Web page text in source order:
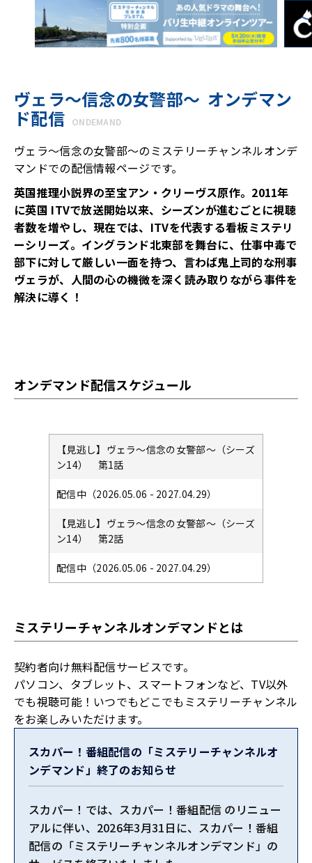
ヴェラ～信念の女警部～ オンデマン
ド配信
ONDEMAND
ヴェラ～信念の女警部～のミステリーチャンネルオンデ
マンドでの配信情報ページです。
英国推理小説界の至宝アン・クリーヴス原作。2011年
に英国 ITVで放送開始以来、シーズンが進むごとに視聴
者数を増やし、現在では、ITVを代表する看板ミステリ
ーシリーズ。イングランド北東部を舞台に、仕事中毒で
部下に対して厳しい一面を持つ、言わば鬼上司的な刑事
ヴェラが、人間の心の機微を深く読み取りながら事件を
解決に導く！
オンデマンド配信スケジュール
【見逃し】ヴェラ～信念の女警部～（シーズ
ン14） 第1話
配信中（2026.05.06 - 2027.04.29）
【見逃し】ヴェラ～信念の女警部～（シーズ
ン14） 第2話
配信中（2026.05.06 - 2027.04.29）
ミステリーチャンネルオンデマンドとは
契約者向け無料配信サービスです。
パソコン、タブレット、スマートフォンなど、TV以外
でも視聴可能！いつでもどこでもミステリーチャンネル
をお楽しみいただけます。
スカパー！番組配信の「ミステリーチャンネルオ
ンデマンド」終了のお知らせ
スカパー！では、スカパー！番組配信 のリニュー
アルに伴い、2026年3月31日に、スカパー！番組
配信の「ミステリーチャンネルオンデマンド」の